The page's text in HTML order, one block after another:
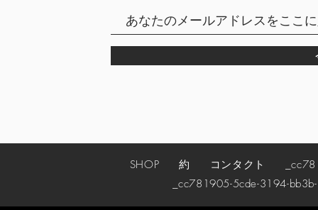
SHOP 約 コンタクト
_cc781905-5cde-3194-